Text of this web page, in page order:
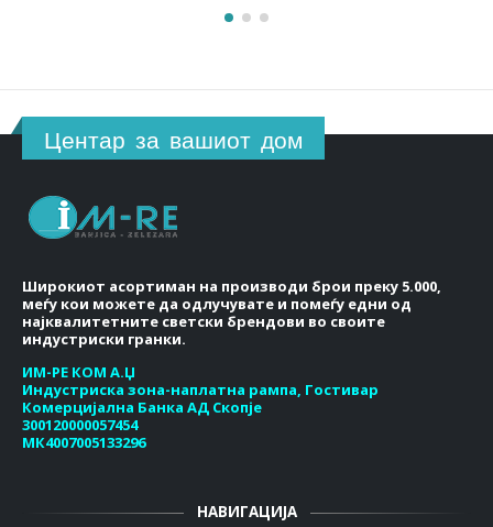
Центар за вашиот дом
Широкиот асортиман на производи брои преку 5.000,
меѓу кои можете да одлучувате и помеѓу едни од
најквалитетните светски брендови во своите
индустриски гранки.
ИМ-РЕ КОМ А.Џ
Индустриска зона-наплатна рампа, Гостивар
Комерцијална Банка АД Скопје
300120000057454
МК4007005133296
НАВИГАЦИЈА